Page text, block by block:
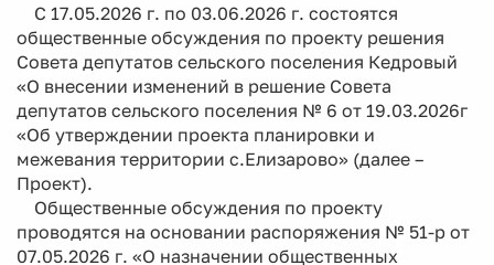
С 17.05.2026 г. по 03.06.2026 г. состоятся
общественные обсуждения по проекту решения
Совета депутатов сельского поселения Кедровый
«О внесении изменений в решение Совета
депутатов сельского поселения № 6 от 19.03.2026г
«Об утверждении проекта планировки и
межевания территории с.Елизарово» (далее –
Проект).
Общественные обсуждения по проекту
проводятся на основании распоряжения № 51-р от
07.05.2026 г. «О назначении общественных